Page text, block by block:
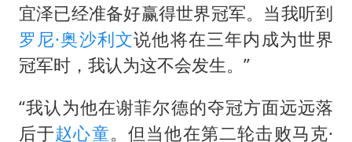
宜泽已经准备好赢得世界冠军。当我听到
罗尼·奥沙利文说他将在三年内成为世界
冠军时，我认为这不会发生。”
“我认为他在谢菲尔德的夺冠方面远远落
后于赵心童。但当他在第二轮击败马克·